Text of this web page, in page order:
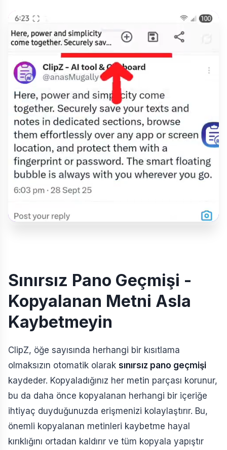
Sınırsız Pano Geçmişi -
Kopyalanan Metni Asla
Kaybetmeyin
ClipZ, öğe sayısında herhangi bir kısıtlama
olmaksızın otomatik olarak sınırsız pano geçmişi
kaydeder. Kopyaladığınız her metin parçası korunur,
bu da daha önce kopyalanan herhangi bir içeriğe
ihtiyaç duyduğunuzda erişmenizi kolaylaştırır. Bu,
önemli kopyalanan metinleri kaybetme hayal
kırıklığını ortadan kaldırır ve tüm kopyala yapıştır